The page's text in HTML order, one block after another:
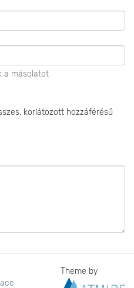
a másolatot
korlátozott hozzáférésű
Theme by